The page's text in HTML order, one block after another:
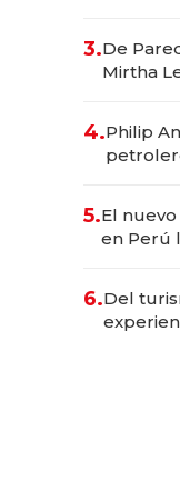
marcas
3.De
Mirtha
4.Philip
5.El
en Perú
6.Del